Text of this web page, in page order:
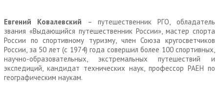
Евгений Ковалевский – путешественник РГО,
обладатель
звания «Выдающийся путешественник России», мастер спорта
России по спортивному туризму, член Союза кругосветчиков
России, за 50 лет (с 1974) года совершил более 100 спортивных,
научно-образовательных, экстремальных путешествий и
экспедиций, кандидат технических наук, профессор РАЕН по
географическим наукам.